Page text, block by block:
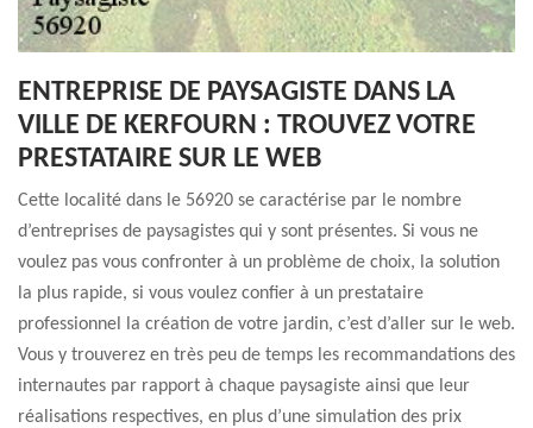
ENTREPRISE DE PAYSAGISTE DANS LA
VILLE DE KERFOURN : TROUVEZ VOTRE
PRESTATAIRE SUR LE WEB
Cette localité dans le 56920 se caractérise par le nombre
d’entreprises de paysagistes qui y sont présentes. Si vous ne
voulez pas vous confronter à un problème de choix, la solution
la plus rapide, si vous voulez confier à un prestataire
professionnel la création de votre jardin, c’est d’aller sur le web.
Vous y trouverez en très peu de temps les recommandations des
internautes par rapport à chaque paysagiste ainsi que leur
réalisations respectives, en plus d’une simulation des prix